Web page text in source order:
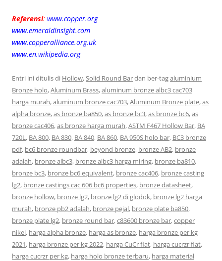
Referensi: www.copper.org
www.emeraldinsight.com
www.copperalliance.org.uk
www.en.wikipedia.org
Entri ini ditulis di Hollow,Solid Round Bardan ber-tagaluminium
Bronze holo,Aluminum Brass,aluminum bronze albc3 cac703
harga murah,aluminum bronze cac703,Aluminum Bronze plate,as
alpha bronze,as bronze ba850,as bronze bc3,as bronze bc6,as
bronze cac406,as bronze harga murah,ASTM F467 Hollow Bar, BA
720L, BA 800, BA 830, BA 840, BA 860, BA 950S holo bar, BC3 bronze
pdf, bc6 bronze roundbar, beyond bronze, bronze AB2, bronze
adalah, bronze albc3, bronze albc3 harga miring, bronze ba810,
bronze bc3, bronze bc6 equivalent, bronze cac406, bronze casting
lg2, bronze castings cac 606 bc6 properties, bronze datasheet,
bronze hollow, bronze lg2, bronze lg2 di glodok, bronze lg2 harga
murah, bronze pb2 adalah, bronze pejal, bronze plate ba850,
bronze plate lg2, bronze round bar,c83600 bronze bar,copper
nikel, harga alpha bronze, harga as bronze, harga bronze per kg
2021, harga bronze per kg 2022, harga CuCr flat, harga cucrzr flat,
harga cucrzr per kg, harga holo bronze terbaru, harga material